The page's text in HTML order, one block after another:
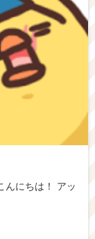
んにちは！ アッ